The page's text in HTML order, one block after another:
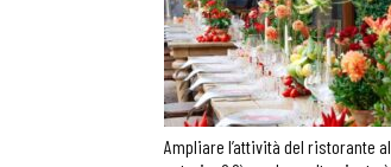
Ampliare l’attività del ristorante al